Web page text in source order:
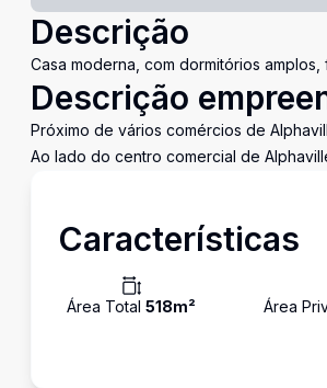
Descrição
Casa moderna, com dormitórios
Descrição
Próximo de vários comércios de
Ao lado do centro comercial de
Características
Área Total 518m² Área